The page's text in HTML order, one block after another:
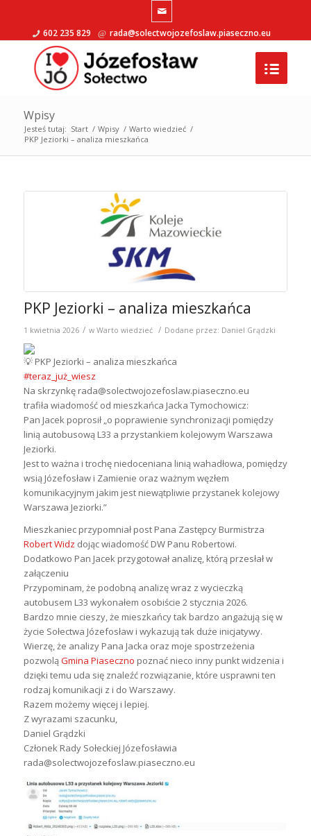
602 235 829 rada@solectwojozefoslaw.piaseczno.eu
Wpisy
Jesteś tutaj: Start / Wpisy / Warto wiedzieć /
PKP Jeziorki – analiza mieszkańca
PKP Jeziorki – analiza mieszkańca
1 kwietnia 2026 / w Warto wiedzieć / Dodane przez: Daniel Grądzki
PKP Jeziorki – analiza mieszkańca
#teraz_już_wiesz
Na skrzynkę rada@solectwojozefoslaw.piaseczno.eu
trafiła wiadomość od mieszkańca Jacka Tymochowicz:
Pan Jacek poprosił „o poprawienie synchronizacji pomiędzy
linią autobusową L33 a przystankiem kolejowym Warszawa
Jeziorki.
Jest to ważna i trochę niedoceniana linią wahadłowa, pomiędzy
wsią Józefosław i Zamienie oraz ważnym węzłem
komunikacyjnym jakim jest niewątpliwie przystanek kolejowy
Warszawa Jeziorki.”
Mieszkaniec przypomniał post Pana Zastępcy Burmistrza
Robert Widz dojąc wiadomość DW Panu Robertowi.
Dodatkowo Pan Jacek przygotował analizę, którą przesłał w
załączeniu
Przypominam, że podobną analizę wraz z wycieczką
autobusem L33 wykonałem osobiście 2 stycznia 2026.
Bardzo mnie cieszy, że mieszkańcy tak bardzo angażują się w
życie Sołectwa Józefosław i wykazują tak duże inicjatywy.
Wierzę, że analizy Pana Jacka oraz moje spostrzeżenia
pozwoląGmina Piaseczno poznać nieco inny punkt widzenia i
dzięki temu uda się znaleźć rozwiązanie, które usprawni ten
rodzaj komunikacji z i do Warszawy.
Razem możemy więcej i lepiej.
Z wyrazami szacunku,
Daniel Grądzki
Członek Rady Sołeckiej Józefosławia
rada@solectwojozefoslaw.piaseczno.eu